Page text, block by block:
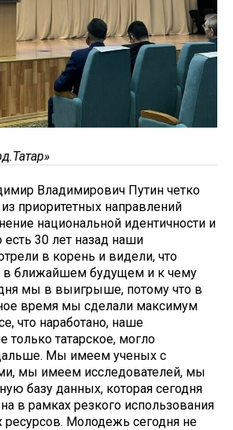
Владимирович Путин четко
приоритетных направлений
национальной идентичности и
есть 30 лет назад наши
в корень и видели, что
в ближайшем будущем и к чему
мы в выигрыше, потому что в
время мы сделали максимум
что наработано, наше
только татарское, могло
Мы имеем ученых с
мы имеем исследователей, мы
базу данных, которая сегодня
в рамках резкого использования
Молодежь сегодня не